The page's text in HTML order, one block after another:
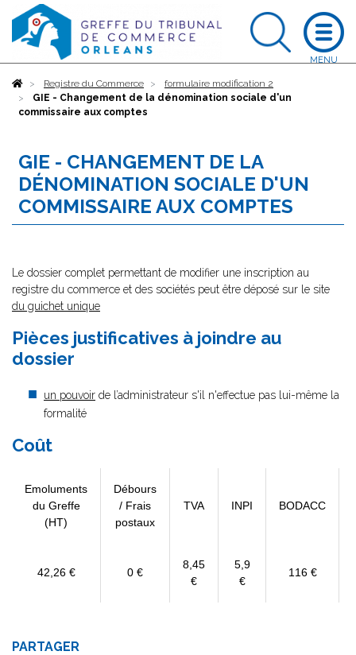
AccueilRegistre du Commerce
formulaire modification 2
GIE - Changement de la dénomination sociale d'un
commissaire aux comptes
GIE - CHANGEMENT DE LA
DÉNOMINATION SOCIALE D'UN
COMMISSAIRE AUX COMPTES
Le dossier complet permettant de modifier une inscription au
registre du commerce et des sociétés peut être déposé sur le site
du guichet unique
Pièces justificatives à joindre au
dossier
un pouvoir de l’administrateur s'il n'effectue pas lui-même la
formalité
Coût
Emoluments
du Greffe
(HT)
Débours
/ Frais
postaux
TVA INPI BODACC
42,26 € 0 €
8,45
€
5,9
€
116 €
PARTAGER